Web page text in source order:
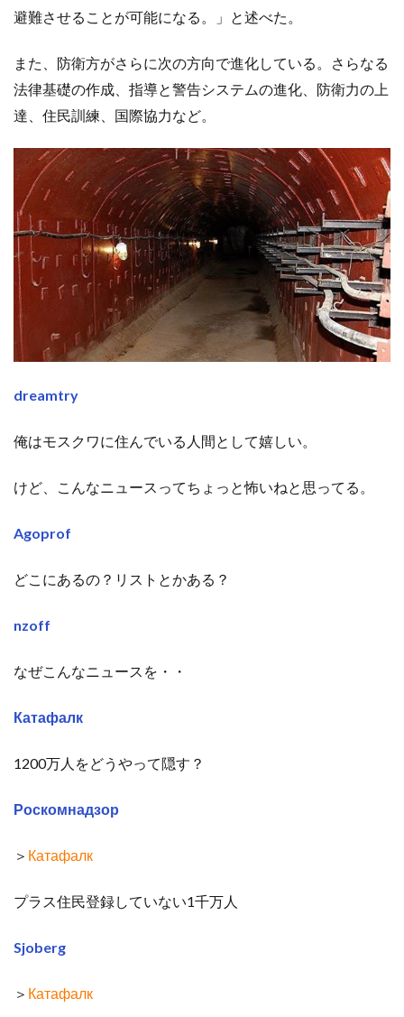
避難させることが可能になる。」と述べた。
また、防衛方がさらに次の方向で進化している。さらなる
法律基礎の作成、指導と警告システムの進化、防衛力の上
達、住民訓練、国際協力など。
dreamtry
俺はモスクワに住んでいる人間として嬉しい。
けど、こんなニュースってちょっと怖いねと思ってる。
Agoprof
どこにあるの？リストとかある？
nzoff
なぜこんなニュースを・・
Катафалк
1200万人をどうやって隠す？
Роскомнадзор
＞ Катафалк
プラス住民登録していない1千万人
Sjoberg
＞ Катафалк